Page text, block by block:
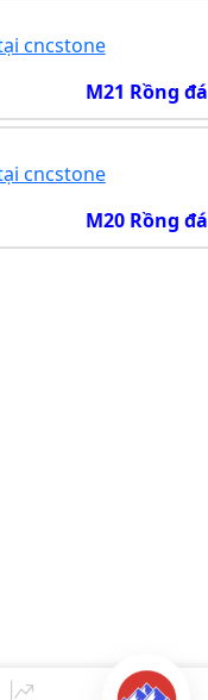
M21 Rồng đá
M20 Rồng đá